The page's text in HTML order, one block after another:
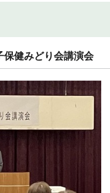
健みどり会講演会